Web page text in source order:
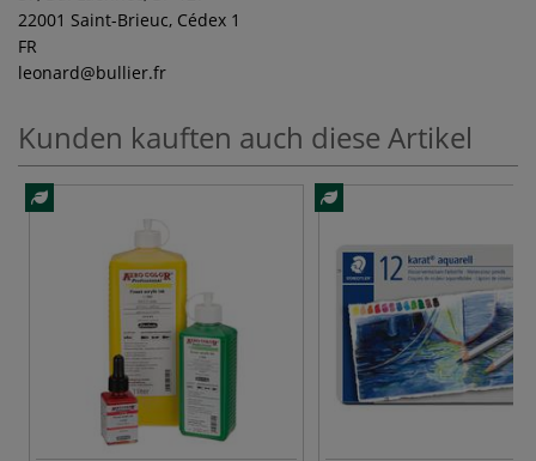
22001 Saint-Brieuc, Cédex 1
FR
leonard@bullier.fr
Kunden kauften auch diese Artikel